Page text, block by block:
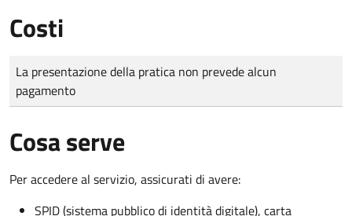
Costi
Tipo di pagamento
Importo
La presentazione della pratica non prevede alcun
pagamento
Cosa serve
Per accedere al servizio, assicurati di avere:
SPID (sistema pubblico di identità digitale), carta